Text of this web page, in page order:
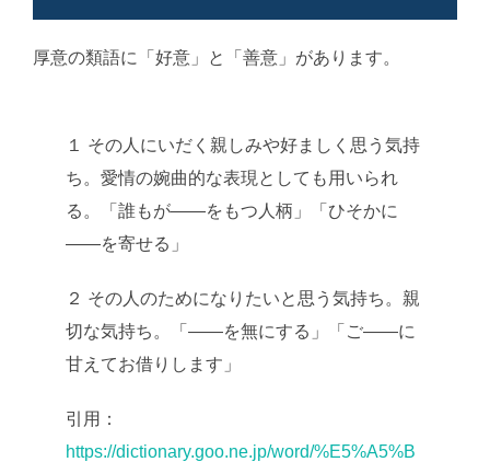
厚意の類語に「好意」と「善意」があります。
１ その人にいだく親しみや好ましく思う気持
ち。愛情の婉曲的な表現としても用いられ
る。「誰もが――をもつ人柄」「ひそかに
――を寄せる」
２ その人のためになりたいと思う気持ち。親
切な気持ち。「――を無にする」「ご――に
甘えてお借りします」
引用：
https://dictionary.goo.ne.jp/word/%E5%A5%B